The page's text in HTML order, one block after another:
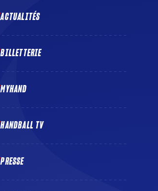
ACTUALITÉS
BILLETTERIE
MYHAND
HANDBALL TV
PRESSE